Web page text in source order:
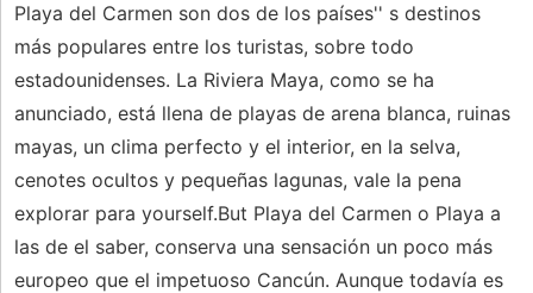
Playa del Carmen son dos de los países'' s destinos
más populares entre los turistas, sobre todo
estadounidenses. La Riviera Maya, como se ha
anunciado, está llena de playas de arena blanca, ruinas
mayas, un clima perfecto y el interior, en la selva,
cenotes ocultos y pequeñas lagunas, vale la pena
explorar para yourself.But Playa del Carmen o Playa a
las de el saber, conserva una sensación un poco más
europeo que el impetuoso Cancún. Aunque todavía es